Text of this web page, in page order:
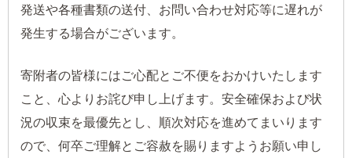
発送や各種書類の送付、お問い合わせ対応等に遅れが
発生する場合がございます。
寄附者の皆様にはご心配とご不便をおかけいたします
こと、心よりお詫び申し上げます。安全確保および状
況の収束を最優先とし、順次対応を進めてまいります
ので、何卒ご理解とご容赦を賜りますようお願い申し